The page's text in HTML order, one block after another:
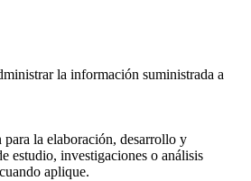
la información suministrada a
la elaboración, desarrollo y
estudio, investigaciones o análisis
aplique.